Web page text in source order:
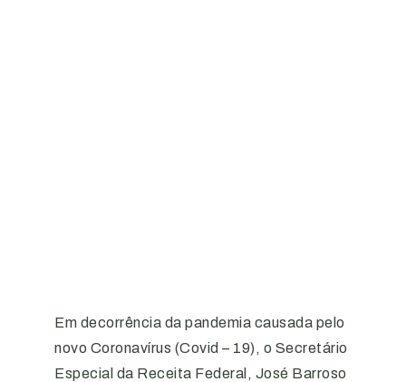
Em decorrência da pandemia causada pelo
novo Coronavírus (Covid – 19), o Secretário
Especial da Receita Federal, José Barroso